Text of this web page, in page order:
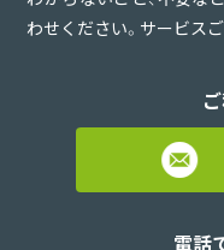
わせください。サービス
電話